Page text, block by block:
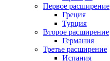
Первое расширение
Греция
Турция
Второе расширение
Германия
Третье расширение
Испания